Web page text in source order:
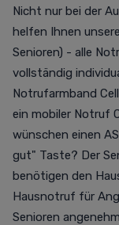
Nicht nur bei der
helfen Ihnen
Senioren) - alle
vollständig
Notrufarmband
ein mobiler Notruf
wünschen einen
gut" Taste? Der
benötigen den
Hausnotruf für
Senioren